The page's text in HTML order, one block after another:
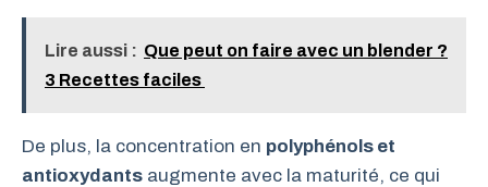
Lire aussi : Que peut on faire avec un blender ?
3 Recettes faciles
De plus, la concentration en polyphénols et
antioxydants augmente avec la maturité, ce qui